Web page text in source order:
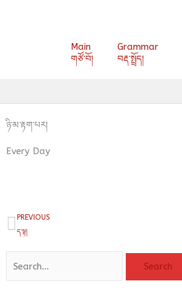
Main
གཙོ་བོ།
Grammar
བརྡ་སྤྲོད།
ཉི་མ་རྟག་པར།
Every Day
Prev
PREVIOUS
ད་ལྟ།
Search